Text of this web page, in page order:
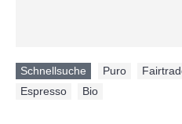
Schnellsuche Puro
Espresso
Bio